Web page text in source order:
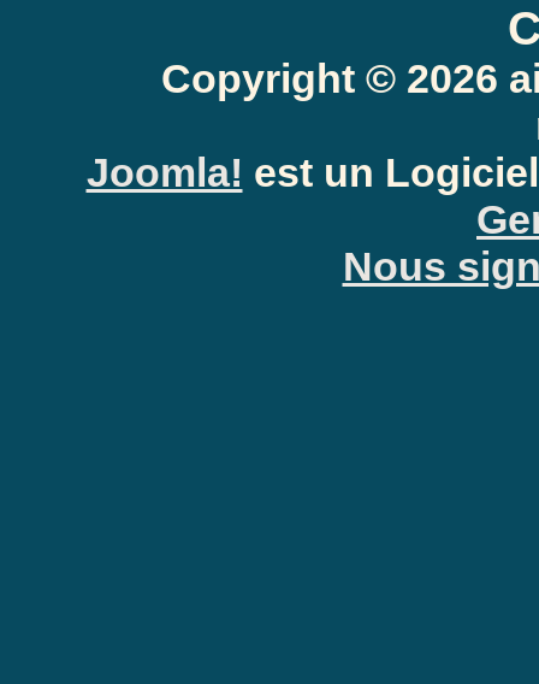
Copyright © 2026
Joomla! est un
Nous